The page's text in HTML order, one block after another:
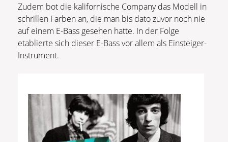
Zudem bot die kalifornische Company das Modell in
schrillen Farben an, die man bis dato zuvor noch nie
auf einem E-Bass gesehen hatte. In der Folge
etablierte sich dieser E-Bass vor allem als Einsteiger-
Instrument.